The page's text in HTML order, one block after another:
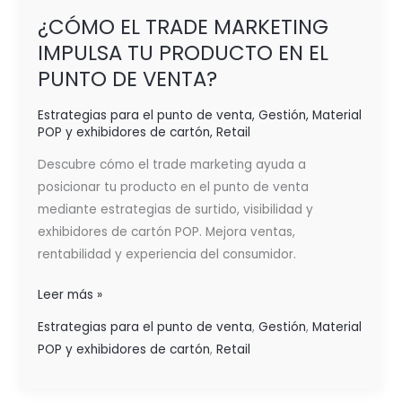
¿CÓMO EL TRADE MARKETING
IMPULSA TU PRODUCTO EN EL
PUNTO DE VENTA?
Estrategias para el punto de venta, Gestión, Material
POP y exhibidores de cartón, Retail
Descubre cómo el trade marketing ayuda a
posicionar tu producto en el punto de venta
mediante estrategias de surtido, visibilidad y
exhibidores de cartón POP. Mejora ventas,
rentabilidad y experiencia del consumidor.
Leer más »
Estrategias para el punto de venta, Gestión, Material
POP y exhibidores de cartón, Retail